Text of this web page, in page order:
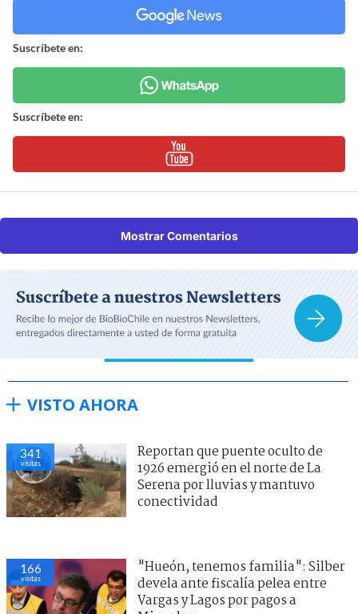
Suscríbete en:
Suscríbete en:
Mostrar Comentarios
VISTO AHORA
341
visitas
Reportan que puente oculto de
1926 emergió en el norte de La
Serena por lluvias y mantuvo
conectividad
166
visitas
"Hueón, tenemos familia": Silber
devela ante fiscalía pelea entre
Vargas y Lagos por pagos a